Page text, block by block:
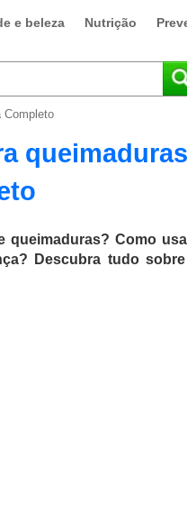
e beleza Nutrição
Completo
queimaduras
queimaduras? Como
Descubra tudo